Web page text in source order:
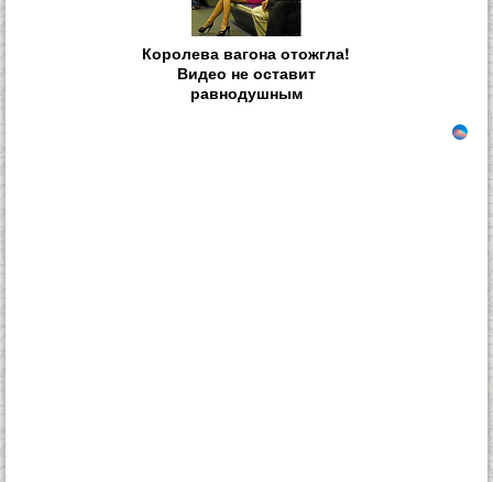
Королева вагона отожгла!
Видео не оставит
равнодушным